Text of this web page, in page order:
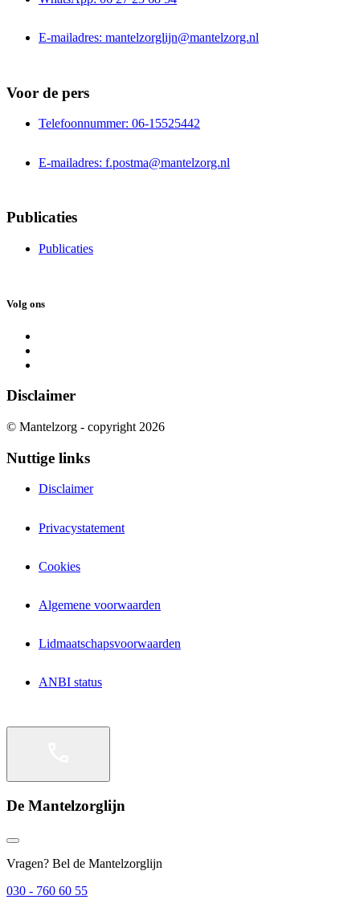
E-mailadres: mantelzorglijn@mantelzorg.nl
Voor de pers
Telefoonnummer: 06-15525442
E-mailadres: f.postma@mantelzorg.nl
Publicaties
Publicaties
Volg ons
Disclaimer
© Mantelzorg - copyright 2026
Nuttige links
Disclaimer
Privacystatement
Cookies
Algemene voorwaarden
Lidmaatschapsvoorwaarden
ANBI status
De Mantelzorglijn
Vragen? Bel de Mantelzorglijn
030 - 760 60 55